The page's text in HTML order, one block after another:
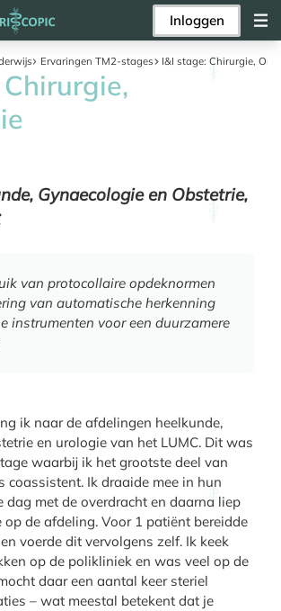
Inloggen
Ervaringen TM2-stages I&I stage: Chirurgie,
Gynaecologie en Obstetrie,
van protocollaire opdeknormen
van automatische herkenning
instrumenten voor een duurzamere
ik naar de afdelingen heelkunde,
en urologie van het LUMC. Dit was
waarbij ik het grootste deel van
coassistent. Ik draaide mee in hun
dag met de overdracht en daarna liep
op de afdeling. Voor 1 patiënt bereidde
voerde dit vervolgens zelf. Ik keek
op de polikliniek en was veel op de
daar een aantal keer steriel
– wat meestal betekent dat je